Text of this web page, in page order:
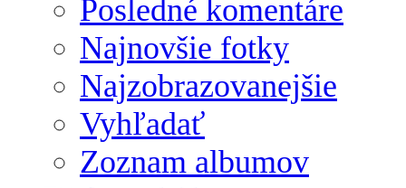
Posledné komentáre
Najnovšie fotky
Najzobrazovanejšie
Vyhľadať
Zoznam albumov